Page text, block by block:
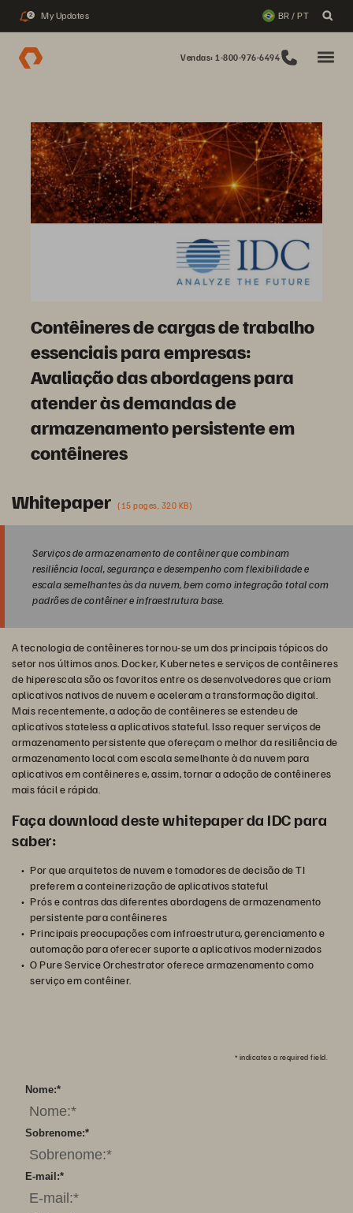
2 My Updates BR / PT
Vendas: 1-800-976-6494
Contêineres de cargas de trabalho
essenciais para empresas:
Avaliação das abordagens para
atender às demandas de
armazenamento persistente em
contêineres
Whitepaper (15 pages, 320 KB)
Serviços de armazenamento de contêiner que combinam
resiliência local, segurança e desempenho com flexibilidade e
escala semelhantes às da nuvem, bem como integração total com
padrões de contêiner e infraestrutura base.
A tecnologia de contêineres tornou-se um dos principais tópicos do
setor nos últimos anos. Docker, Kubernetes e serviços de contêineres
de hiperescala são os favoritos entre os desenvolvedores que criam
aplicativos nativos de nuvem e aceleram a transformação digital.
Mais recentemente, a adoção de contêineres se estendeu de
aplicativos stateless a aplicativos stateful. Isso requer serviços de
armazenamento persistente que ofereçam o melhor da resiliência de
armazenamento local com escala semelhante à da nuvem para
aplicativos em contêineres e, assim, tornar a adoção de contêineres
mais fácil e rápida.
Faça download deste whitepaper da IDC para
saber:
Por que arquitetos de nuvem e tomadores de decisão de TI
preferem a conteinerização de aplicativos stateful
Prós e contras das diferentes abordagens de armazenamento
persistente para contêineres
Principais preocupações com infraestrutura, gerenciamento e
automação para oferecer suporte a aplicativos modernizados
O Pure Service Orchestrator oferece armazenamento como
serviço em contêiner.
* indicates a required field.
*
Nome:
*
Sobrenome:
*
E-mail: